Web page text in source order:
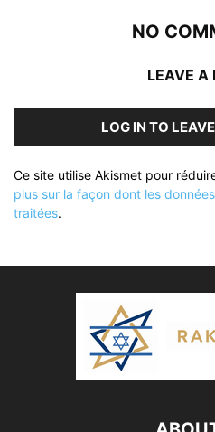
NO
LEAVE A
LOG IN TO
Ce site utilise Akismet pour
plus sur la façon dont les
traitées.